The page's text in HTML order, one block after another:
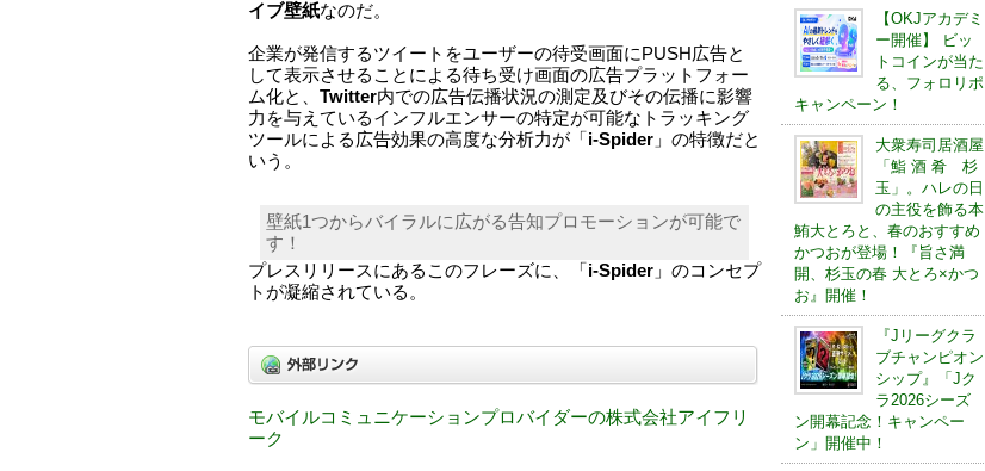
イブ壁紙なのだ。
企業が発信するツイートをユーザーの待受画面にPUSH広告と
して表示させることによる待ち受け画面の広告プラットフォー
ム化と、 Twitter内での広告伝播状況の測定及びその伝播に影響
力を与えているインフルエンサーの特定が可能なトラッキング
ツールによる広告効果の高度な分析力が「 i-Spider」の特徴だと
いう。
壁紙1つからバイラルに広がる告知プロモーションが可能で
す！
プレスリリースにあるこのフレーズに、「 i-Spider」のコンセプ
トが凝縮されている。
モバイルコミュニケーションプロバイダーの株式会社アイフリ
ーク
【OKJアカデミ
ー開催】 ビッ
トコインが当た
る、フォロリポ
キャンペーン！
大衆寿司居酒屋
「鮨 酒 肴 杉
玉」。ハレの日
の主役を飾る本
鮪大とろと、春のおすすめ
かつおが登場！『旨さ満
開、杉玉の春 大とろ×かつ
お』開催！
『Jリーグクラ
ブチャンピオン
シップ』「Jク
ラ2026シーズ
ン開幕記念！キャンペー
ン」開催中！